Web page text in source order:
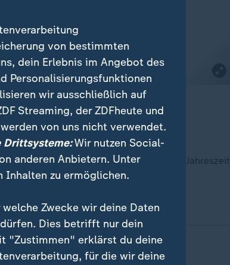
Dort wird der Beginn der närrischen Jahreszeit
Jecken waren mit von der Partie.
von bestimmten
dein Erlebnis im Angebot des
Personalisierungsfunktionen
wir ausschließlich auf
Streaming, der ZDFheute und
von uns nicht verwendet.
Drittsysteme:Wir nutzen Social-
anderen Anbietern. Unter
Inhalten zu ermöglichen.
Zwecke wir deine Daten
Dies betrifft nur dein
"Zustimmen" erklärst du deine
für die wir deine